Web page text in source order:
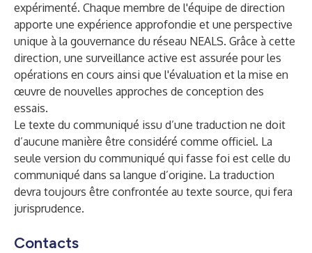
expérimenté. Chaque membre de l'équipe de direction
apporte une expérience approfondie et une perspective
unique à la gouvernance du réseau NEALS. Grâce à cette
direction, une surveillance active est assurée pour les
opérations en cours ainsi que l'évaluation et la mise en
œuvre de nouvelles approches de conception des
essais.
Le texte du communiqué issu d’une traduction ne doit
d’aucune manière être considéré comme officiel. La
seule version du communiqué qui fasse foi est celle du
communiqué dans sa langue d’origine. La traduction
devra toujours être confrontée au texte source, qui fera
jurisprudence.
Contacts